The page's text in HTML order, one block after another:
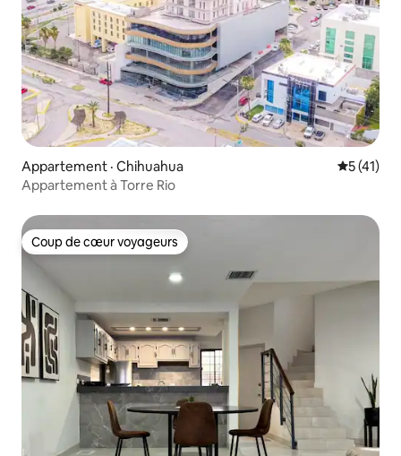
Appartement · Chihuahua Note
5 (41)
Appartement à Torre Rio
Coup de cœur voyageurs
Coup de cœur voyageurs